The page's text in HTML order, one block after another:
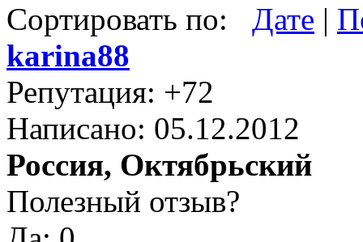
Сортировать по:
Дате |
karina88
Репутация: +72
Написано: 05.12.2012
Россия, Октябрьский
Полезный отзыв?